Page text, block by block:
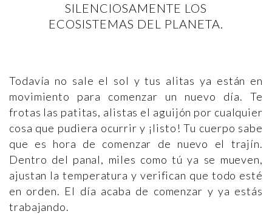
SILENCIOSAMENTE LOS
ECOSISTEMAS DEL PLANETA.
Todavía no sale el sol y tus alitas ya están en
movimiento para comenzar un nuevo día. Te
frotas las patitas, alistas el aguijón por cualquier
cosa que pudiera ocurrir y ¡listo! Tu cuerpo sabe
que es hora de comenzar de nuevo el trajín.
Dentro del panal, miles como tú ya se mueven,
ajustan la temperatura y verifican que todo esté
en orden. El día acaba de comenzar y ya estás
trabajando.